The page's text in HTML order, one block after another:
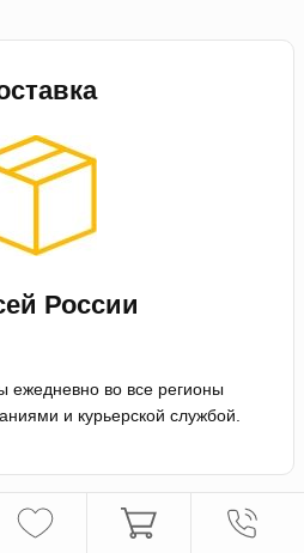
России
ежедневно во все регионы
и курьерской службой.
Оплата